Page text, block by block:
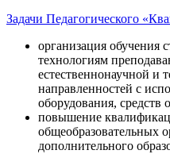
Задачи Педагогического
организация обучения
технологиям
естественнонаучной и
направленностей с
оборудования, средств
повышение
общеобразовательных
дополнительного